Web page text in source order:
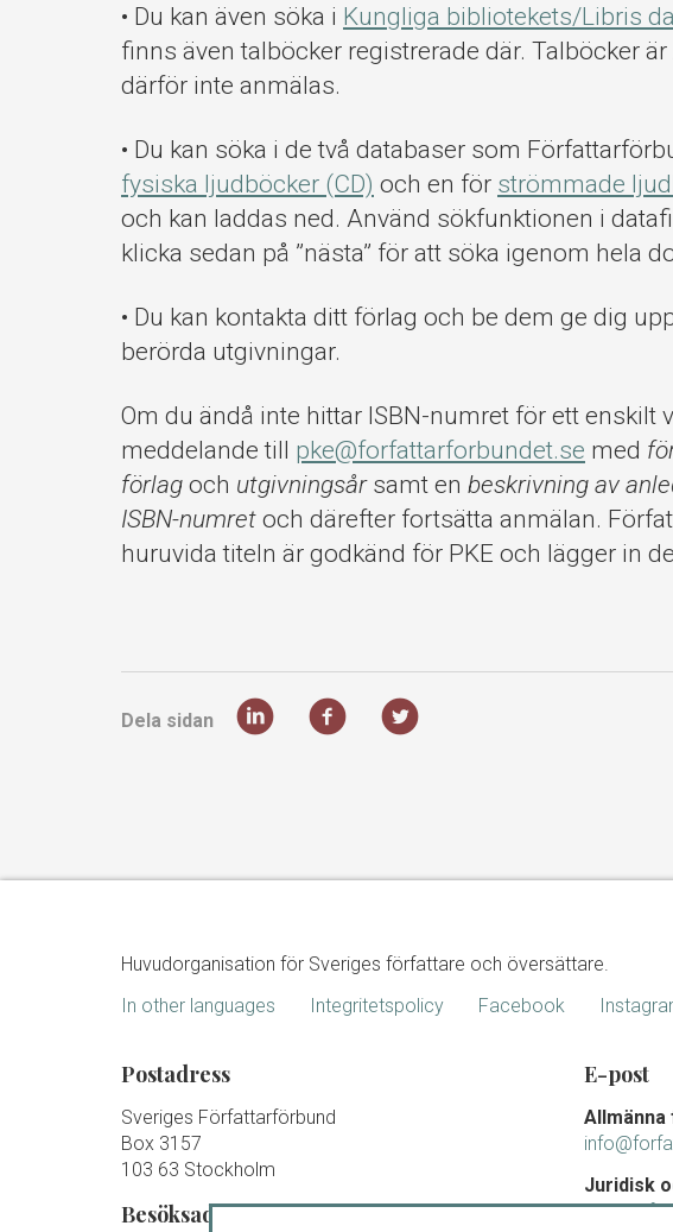
• Du kan även söka i Kungliga bibliotekets/Libris
finns även talböcker registrerade där. Talböcker är
därför inte anmälas.
• Du kan söka i de två databaser som
fysiska ljudböcker (CD) och en för strömmade
och kan laddas ned. Använd sökfunktionen i
klicka sedan på ”nästa” för att söka igenom hela
• Du kan kontakta ditt förlag och be dem ge dig
berörda utgivningar.
Om du ändå inte hittar ISBN-numret för ett enskilt
meddelande till pke@forfattarforbundet.se med
förlag och utgivningsårsamt en beskrivning av
ISBN-numret och därefter fortsätta anmälan.
huruvida titeln är godkänd för PKE och lägger in
Dela sidan
Huvudorganisation för Sveriges författare och översättare.
In other languages
Integritetspolicy Facebook
Postadress
Sveriges Författarförbund
Box 3157
103 63 Stockholm
Besöksadress
E-post
Juridisk